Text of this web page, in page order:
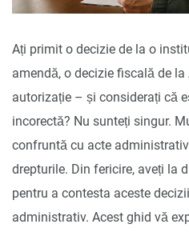
Ați primit o decizie de la o
amendă, o decizie fiscală de
autorizație – și considerați că
incorectă? Nu sunteți singur.
confruntă cu acte
drepturile. Din fericire, aveți la
pentru a contesta aceste
administrativ. Acest ghid vă